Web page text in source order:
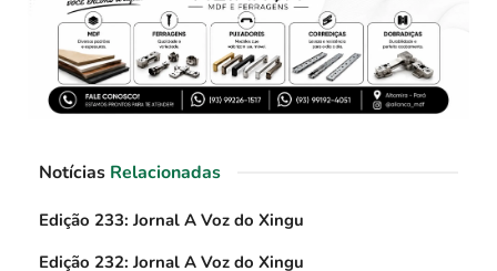
Notícias Relacionadas
Edição 233: Jornal A Voz do Xingu
Edição 232: Jornal A Voz do Xingu